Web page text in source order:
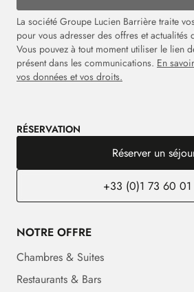
La société Groupe Lucien Barrière traite
pour vous adresser des offres et actualités
Vous pouvez à tout moment utiliser le lien
présent dans les communications. En
vos données et vos droits.
RÉSERVATION
Réserver un
+33 (0)1 73 60 01
NOTRE OFFRE
Chambres & Suites
Restaurants & Bars